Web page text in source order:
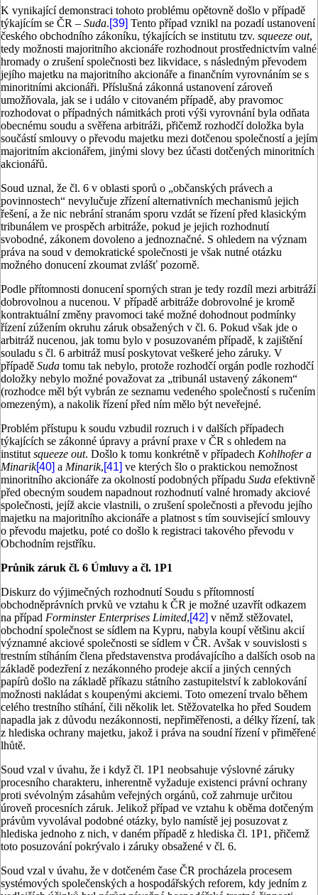
K vynikající demonstraci tohoto problému opětovně došlo v případě
týkajícím se ČR – Suda.[39] Tento případ vznikl na pozadí ustanovení
českého obchodního zákoníku, týkajících se institutu tzv. squeeze out,
tedy možnosti majoritního akcionáře rozhodnout prostřednictvím valné
hromady o zrušení společnosti bez likvidace, s následným převodem
jejího majetku na majoritního akcionáře a finančním vyrovnáním se s
minoritními akcionáři. Příslušná zákonná ustanovení zároveň
umožňovala, jak se i událo v citovaném případě, aby pravomoc
rozhodovat o případných námitkách proti výši vyrovnání byla odňata
obecnému soudu a svěřena arbitráži, přičemž rozhodčí doložka byla
součástí smlouvy o převodu majetku mezi dotčenou společností a jejím
majoritním akcionářem, jinými slovy bez účasti dotčených minoritních
akcionářů.
Soud uznal, že čl. 6 v oblasti sporů o „občanských právech a
povinnostech“ nevylučuje zřízení alternativních mechanismů jejich
řešení, a že nic nebrání stranám sporu vzdát se řízení před klasickým
tribunálem ve prospěch arbitráže, pokud je jejich rozhodnutí
svobodné, zákonem dovoleno a jednoznačné. S ohledem na význam
práva na soud v demokratické společnosti je však nutné otázku
možného donucení zkoumat zvlášť pozorně.
Podle přítomnosti donucení sporných stran je tedy rozdíl mezi arbitráží
dobrovolnou a nucenou. V případě arbitráže dobrovolné je kromě
kontraktuální změny pravomoci také možné dohodnout podmínky
řízení zúžením okruhu záruk obsažených v čl. 6. Pokud však jde o
arbitráž nucenou, jak tomu bylo v posuzovaném případě, k zajištění
souladu s čl. 6 arbitráž musí poskytovat veškeré jeho záruky. V
případě Suda tomu tak nebylo, protože rozhodčí orgán podle rozhodčí
doložky nebylo možné považovat za „tribunál ustavený zákonem“
(rozhodce měl být vybrán ze seznamu vedeného společností s ručením
omezeným), a nakolik řízení před ním mělo být neveřejné.
Problém přístupu k soudu vzbudil rozruch i v dalších případech
týkajících se zákonné úpravy a právní praxe v ČR s ohledem na
institut squeeze out. Došlo k tomu konkrétně v případech Kohlhofer a
Minarik[40] a Minarik,[41] ve kterých šlo o praktickou nemožnost
minoritního akcionáře za okolností podobných případu Suda efektivně
před obecným soudem napadnout rozhodnutí valné hromady akciové
společnosti, jejíž akcie vlastnili, o zrušení společnosti a převodu jejího
majetku na majoritního akcionáře a platnost s tím související smlouvy
o převodu majetku, poté co došlo k registraci takového převodu v
Obchodním rejstříku.
Průnik záruk čl. 6 Úmluvy a čl. 1P1
Diskurz do výjimečných rozhodnutí Soudu s přítomností
obchodněprávních prvků ve vztahu k ČR je možné uzavřít odkazem
na případ Forminster Enterprises Limited,[42] v němž stěžovatel,
obchodní společnost se sídlem na Kypru, nabyla koupí většinu akcií
významné akciové společnosti se sídlem v ČR. Avšak v souvislosti s
trestním stíháním člena představenstva prodávajícího a dalších osob na
základě podezření z nezákonného prodeje akcií a jiných cenných
papírů došlo na základě příkazu státního zastupitelství k zablokování
možnosti nakládat s koupenými akciemi. Toto omezení trvalo během
celého trestního stíhání, čili několik let. Stěžovatelka ho před Soudem
napadla jak z důvodu nezákonnosti, nepřiměřenosti, a délky řízení, tak
z hlediska ochrany majetku, jakož i práva na soudní řízení v přiměřené
lhůtě.
Soud vzal v úvahu, že i když čl. 1P1 neobsahuje výslovné záruky
procesního charakteru, inherentně vyžaduje existenci právní ochrany
proti svévolným zásahům veřejných orgánů, což zahrnuje určitou
úroveň procesních záruk. Jelikož případ ve vztahu k oběma dotčeným
právům vyvolával podobné otázky, bylo namístě jej posuzovat z
hlediska jednoho z nich, v daném případě z hlediska čl. 1P1, přičemž
toto posuzování pokrývalo i záruky obsažené v čl. 6.
Soud vzal v úvahu, že v dotčeném čase ČR procházela procesem
systémových společenských a hospodářských reforem, kdy jedním z